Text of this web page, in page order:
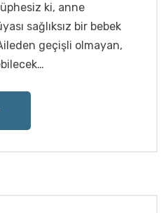
ki, anne
sağlıksız bir bebek
geçişli olmayan,